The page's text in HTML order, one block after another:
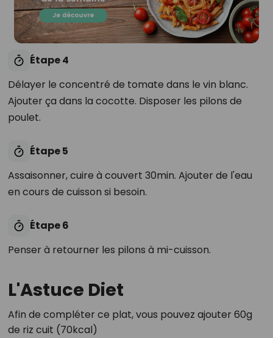
Étape 4
Délayer le concentré de tomate dans le vin blanc.
Ajouter ça dans la cocotte. Disposer les pilons de
poulet.
Étape 5
Assaisonner, cuire à couvert 30min. Ajouter de l'eau
en cours de cuisson si besoin.
Étape 6
Penser à retourner les pilons à mi-cuisson.
L'Astuce Diet
Afin de compléter ce plat, vous pouvez ajouter 60g
de riz cuit (70kcal)